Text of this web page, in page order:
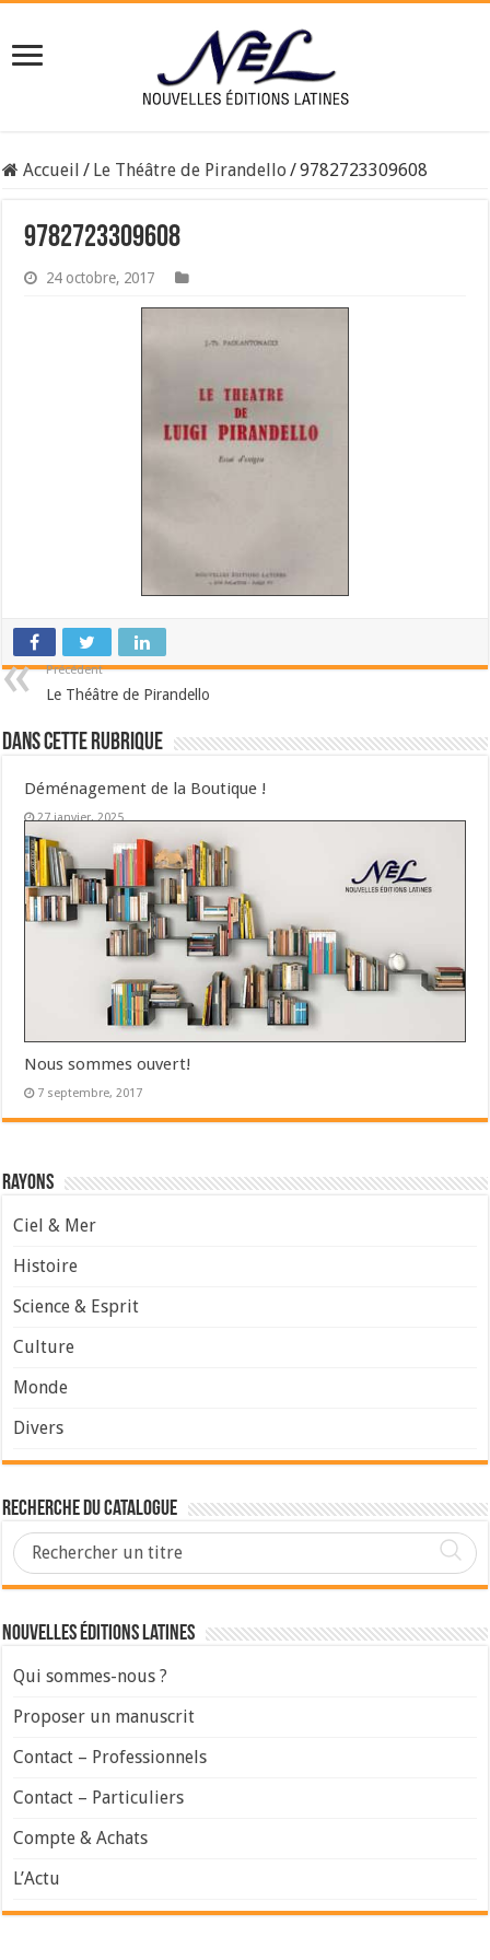
Accueil / Le Théâtre de Pirandello /9782723309608
9782723309608
24 octobre, 2017
Précédent
Le Théâtre de Pirandello
Dans cette Rubrique
Déménagement de la Boutique !
27 janvier, 2025
Nous sommes ouvert!
7 septembre, 2017
Rayons
Ciel & Mer
Histoire
Science & Esprit
Culture
Monde
Divers
Recherche du Catalogue
Nouvelles Éditions Latines
Qui sommes-nous ?
Proposer un manuscrit
Contact – Professionnels
Contact – Particuliers
Compte & Achats
L’Actu